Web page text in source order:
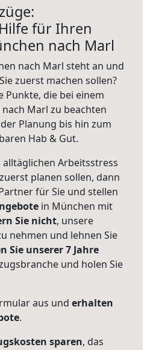
für Ihren
nach Marl
nach Marl steht an und
zuerst machen sollen?
Punkte, die bei einem
Marl zu beachten
Planung bis hin zum
Hab & Gut.
Arbeitsstress
planen sollen, dann
für Sie und stellen
in München mit
Sie nicht, unsere
nehmen und lehnen Sie
Sie unserer 7 Jahre
und holen Sie
aus und erhalten
.
sparen, das